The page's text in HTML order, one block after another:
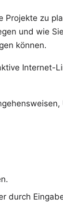
Projekte zu
und wie
können.
Internet-
durch